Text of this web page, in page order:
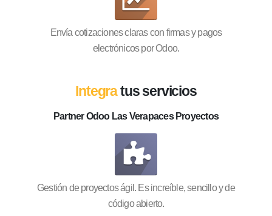
Envía cotizaciones claras con firmas y pagos
electrónicos por Odoo.
Integratus servicios
Partner Odoo Las Verapaces Proyectos
Gestión de proyectos ágil. Es increíble, sencillo y de
código abierto.